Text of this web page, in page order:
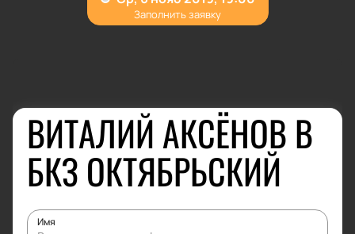
ВИТАЛИЙ АКСЁНОВ В
БКЗ ОКТЯБРЬСКИЙ
Имя